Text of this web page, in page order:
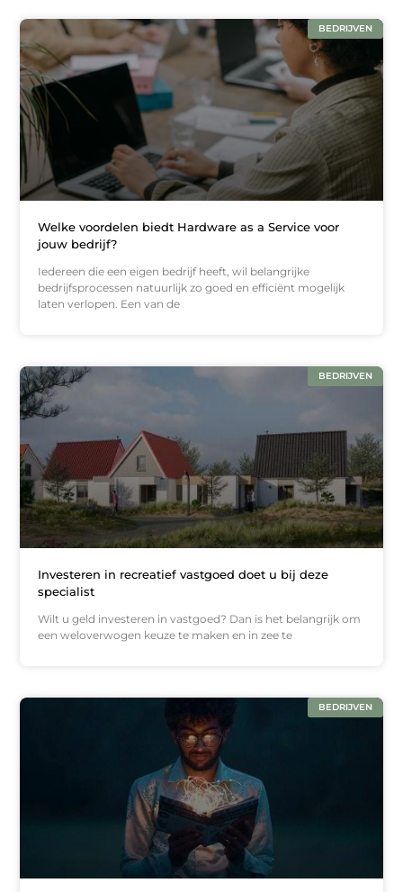
BEDRIJVEN
Welke voordelen biedt Hardware as a Service voor
jouw bedrijf?
Iedereen die een eigen bedrijf heeft, wil belangrijke
bedrijfsprocessen natuurlijk zo goed en efficiënt mogelijk
laten verlopen. Een van de
BEDRIJVEN
Investeren in recreatief vastgoed doet u bij deze
specialist
Wilt u geld investeren in vastgoed? Dan is het belangrijk om
een weloverwogen keuze te maken en in zee te
BEDRIJVEN